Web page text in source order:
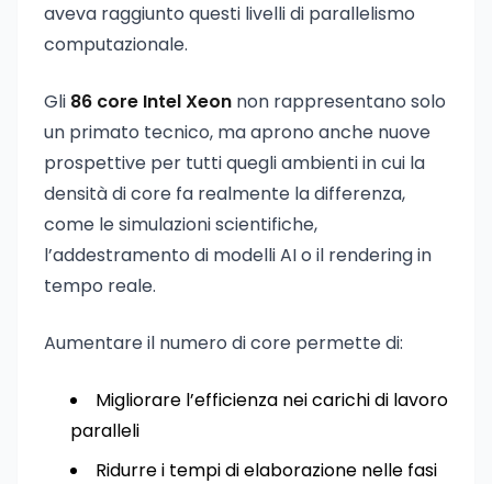
aveva raggiunto questi livelli di parallelismo
computazionale.
Gli 86 core Intel Xeon non rappresentano solo
un primato tecnico, ma aprono anche nuove
prospettive per tutti quegli ambienti in cui la
densità di core fa realmente la differenza,
come le simulazioni scientifiche,
l’addestramento di modelli AI o il rendering in
tempo reale.
Aumentare il numero di core permette di:
Migliorare l’efficienza nei carichi di lavoro
paralleli
Ridurre i tempi di elaborazione nelle fasi